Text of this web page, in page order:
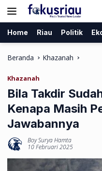
Langsung
Home Riau Politik
Beranda Khazanah
Khazanah
Bila Takdir
Kenapa Masih
Jawabannya
Boy Surya Hamta
10 Februari 2025